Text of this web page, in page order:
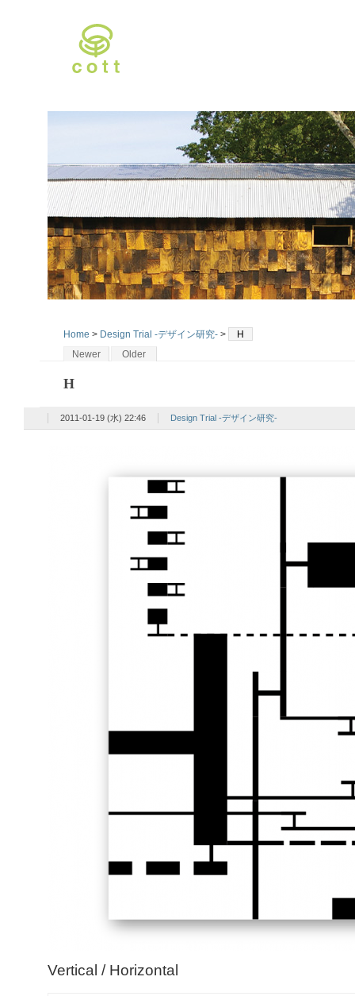
Home > Design Trial -デザイン研究- > H
Newer Older
H
2011-01-19 (水) 22:46 Design Trial -デザイン研究-
Vertical / Horizontal